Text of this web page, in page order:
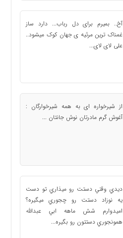
آخ.. بمیرم برای دل رباب... دارد ساز
غمناک ترین مرثیه ی جهان کوک میشود..
علی لای لای...
از شیرخواره ای به همه شیرخوارگان :
آغوش گرم مادرتان نوش جانتان ...
ديدي وقتي دستت رو ميذاري تو دست
يه نوزاد دستت رو چجوري ميگيره؟
اميدوارم شش ماهه ابي عبدالله
همونجوري دستتون رو بگيره...